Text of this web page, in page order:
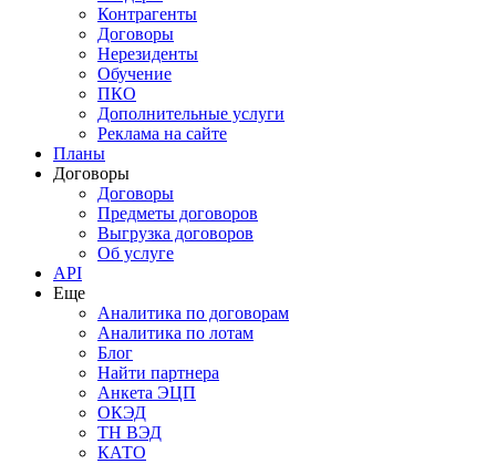
Контрагенты
Договоры
Нерезиденты
Обучение
ПКО
Дополнительные услуги
Реклама на сайте
Планы
Договоры
Договоры
Предметы договоров
Выгрузка договоров
Об услуге
API
Еще
Аналитика по договорам
Аналитика по лотам
Блог
Найти партнера
Анкета ЭЦП
ОКЭД
ТН ВЭД
КАТО